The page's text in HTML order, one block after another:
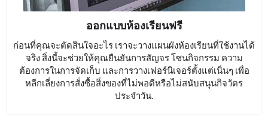
ออกแบบห้องเรียนฟรี
ก่อนที่คุณจะตัดสินใจอะไร เราจะวางแผนผังห้องเรียนที่ใช้งานได้
จริง สิ่งนี้จะช่วยให้คุณยืนยันการสัญจร โซนกิจกรรม ความ
ต้องการในการจัดเก็บ และการวางเฟอร์นิเจอร์ตั้งแต่เนิ่นๆ เพื่อ
หลีกเลี่ยงการสั่งซื้อสิ่งของที่ไม่พอดีหรือไม่สนับสนุนกิจวัตร
ประจำวัน.